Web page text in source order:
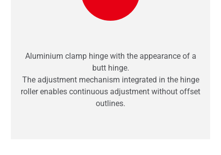
Aluminium clamp hinge with the appearance of a
butt hinge.
The adjustment mechanism integrated in the hinge
roller enables continuous adjustment without offset
outlines.